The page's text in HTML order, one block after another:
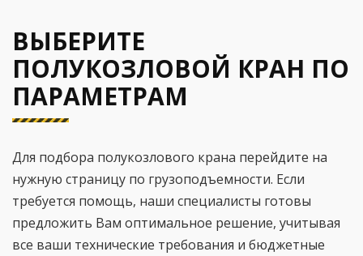
ВЫБЕРИТЕ
ПОЛУКОЗЛОВОЙ КРАН ПО
ПАРАМЕТРАМ
Для подбора полукозлового крана перейдите на
нужную страницу по грузоподъемности. Если
требуется помощь, наши специалисты готовы
предложить Вам оптимальное решение, учитывая
все ваши технические требования и бюджетные